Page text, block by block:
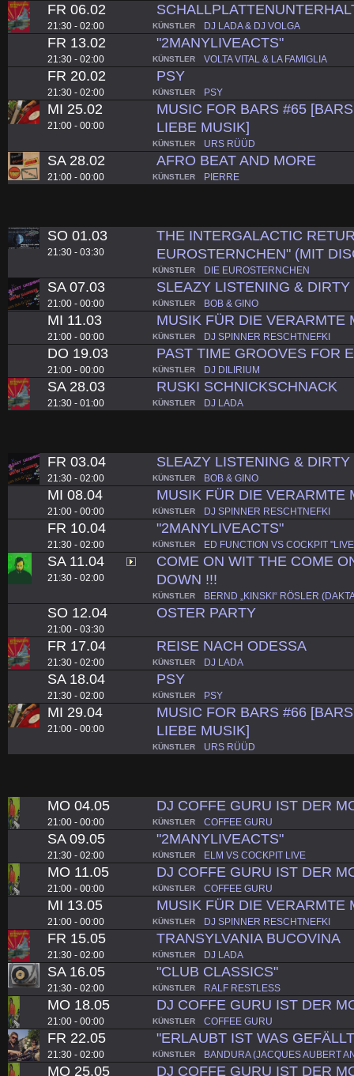
FR 06.02
21:30 - 02:00 KÜNSTLER DJ LADA & DJ VOLGA
FR 13.02
21:30 - 02:00
"2MANYLIVEACTS"
KÜNSTLER VOLTA VITAL & LA FAMIGLIA
FR 20.02
21:30 - 02:00
PSY
KÜNSTLER PSY
MI 25.02
21:00 - 00:00
MUSIC FOR BARS #65
LIEBE MUSIK]
KÜNSTLER URS RÜÜD
SA 28.02
21:00 - 00:00
AFRO BEAT AND MORE
KÜNSTLER PIERRE
SO 01.03
21:30 - 03:30
THE INTERGALACTIC
EUROSTERNCHEN" (MIT
KÜNSTLER DIE EUROSTERNCHEN
SA 07.03
21:00 - 00:00
SLEAZY LISTENING &
KÜNSTLER BOB & GINO
MI 11.03
21:00 - 00:00
MUSIK FÜR DIE VERARMTE
KÜNSTLER DJ SPINNER RESCHTNEFKI
DO 19.03
21:00 - 00:00
PAST TIME GROOVES FOR
KÜNSTLER DJ DILIRIUM
SA 28.03
21:30 - 01:00
RUSKI SCHNICKSCHNACK
KÜNSTLER DJ LADA
FR 03.04
21:30 - 02:00
SLEAZY LISTENING &
KÜNSTLER BOB & GINO
MI 08.04
21:00 - 00:00
MUSIK FÜR DIE VERARMTE
KÜNSTLER DJ SPINNER RESCHTNEFKI
FR 10.04
21:30 - 02:00
"2MANYLIVEACTS"
KÜNSTLER ED FUNCTION VS COCKPIT
SA 11.04
21:30 - 02:00
COME ON WIT THE COME
DOWN !!!
KÜNSTLER BERND „KINSKI“ RÖSLER
SO 12.04
21:00 - 03:30
OSTER PARTY
FR 17.04
21:30 - 02:00
REISE NACH ODESSA
KÜNSTLER DJ LADA
SA 18.04
21:30 - 02:00
PSY
KÜNSTLER PSY
MI 29.04
21:00 - 00:00
MUSIC FOR BARS #66
LIEBE MUSIK]
KÜNSTLER URS RÜÜD
MO 04.05
21:00 - 00:00
DJ COFFE GURU IST DER
KÜNSTLER COFFEE GURU
SA 09.05
21:30 - 02:00
"2MANYLIVEACTS"
KÜNSTLER ELM VS COCKPIT LIVE
MO 11.05
21:00 - 00:00
DJ COFFE GURU IST DER
KÜNSTLER COFFEE GURU
MI 13.05
21:00 - 00:00
MUSIK FÜR DIE VERARMTE
KÜNSTLER DJ SPINNER RESCHTNEFKI
FR 15.05
21:30 - 02:00
TRANSYLVANIA BUCOVINA
KÜNSTLER DJ LADA
SA 16.05
21:30 - 02:00
"CLUB CLASSICS"
KÜNSTLER RALF RESTLESS
MO 18.05
21:00 - 00:00
DJ COFFE GURU IST DER
KÜNSTLER COFFEE GURU
FR 22.05
21:30 - 02:00
"ERLAUBT IST WAS
KÜNSTLER BANDURA (JACQUES AUBERT
MO 25.05 DJ COFFE GURU IST DER